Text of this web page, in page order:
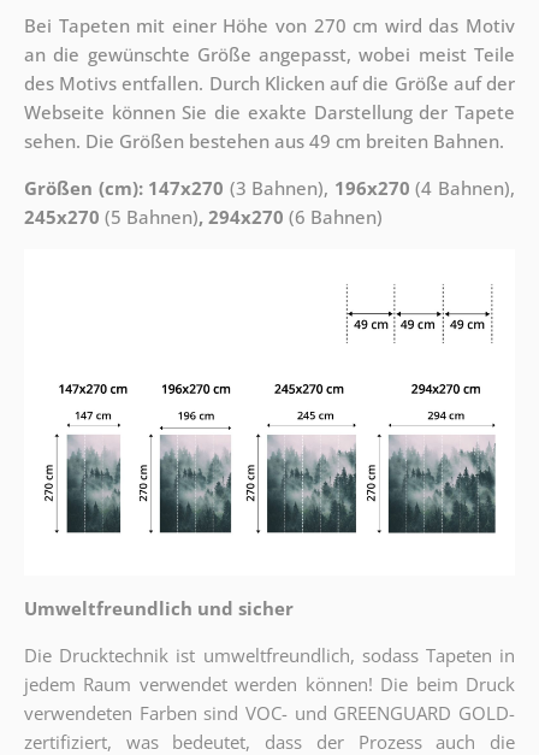
Bei Tapeten mit einer Höhe von 270 cm wird das Motiv
an die gewünschte Größe angepasst, wobei meist Teile
des Motivs entfallen. Durch Klicken auf die Größe auf der
Webseite können Sie die exakte Darstellung der Tapete
sehen. Die Größen bestehen aus 49 cm breiten Bahnen.
Größen (cm): 147x270 (3 Bahnen), 196x270 (4 Bahnen),
245x270 (5 Bahnen), 294x270 (6 Bahnen)
Umweltfreundlich und sicher
Die Drucktechnik ist umweltfreundlich, sodass Tapeten in
jedem Raum verwendet werden können! Die beim Druck
verwendeten Farben sind VOC- und GREENGUARD GOLD-
zertifiziert, was bedeutet, dass der Prozess auch die